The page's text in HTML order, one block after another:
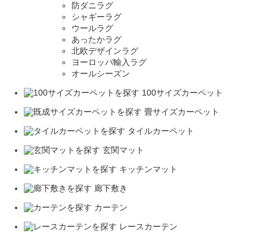
防ダニラグ
シャギーラグ
ウールラグ
あったかラグ
北欧デザインラグ
ヨーロッパ輸入ラグ
オールシーズン
100サイズカーペット
畳サイズカーペット
タイルカーペット
玄関マット
キッチンマット
廊下敷き
カーテン
レースカーテン